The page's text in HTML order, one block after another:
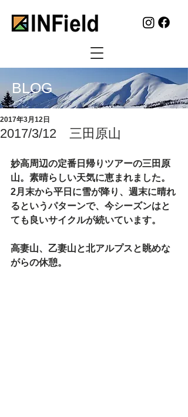
BLOG
2017/3/12 三田原山
2017年3月12日
妙高周辺の定番日帰りツアーの三田原
山。素晴らしい天気に恵まれました。
2月末から平日に雪が降り、週末に晴れ
るというパターンで、今シーズンはと
ても良いサイクルが続いています。
高妻山、乙妻山と北アルプスと眺めな
がらの休憩。